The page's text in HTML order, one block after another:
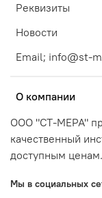
Реквизиты
Новости
Email; info@st-
О компании
ООО "СТ-МЕРА"
качественный
доступным ценам.
Мы в социальных